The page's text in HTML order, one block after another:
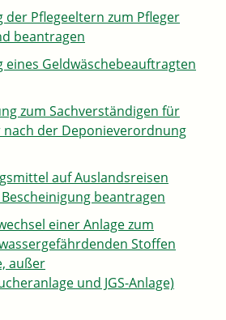
der Pflegeeltern zum Pfleger
beantragen
eines Geldwäschebeauftragten
zum Sachverständigen für
nach der Deponieverordnung
auf Auslandsreisen
beantragen
einer Anlage zum
Stoffen
außer
und JGS-Anlage)